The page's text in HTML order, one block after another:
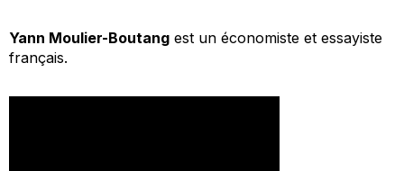
Yann Moulier-Boutang est un économiste et essayiste
français.